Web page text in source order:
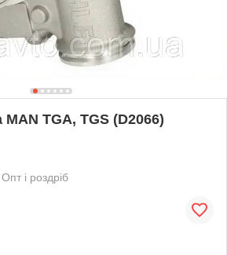
MAN TGA, TGS (D2066)
Опт і роздріб